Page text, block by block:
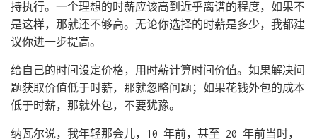
持执行。一个理想的时薪应该高到近乎离谱的程度，如果不
是这样，那就还不够高。无论你选择的时薪是多少，我都建
议你进一步提高。
给自己的时间设定价格，用时薪计算时间价值。如果解决问
题获取价值低于时薪，那就忽略问题；如果花钱外包的成本
低于时薪，那就外包，不要犹豫。
纳瓦尔说，我年轻那会儿，10 年前，甚至 20 年前当时，